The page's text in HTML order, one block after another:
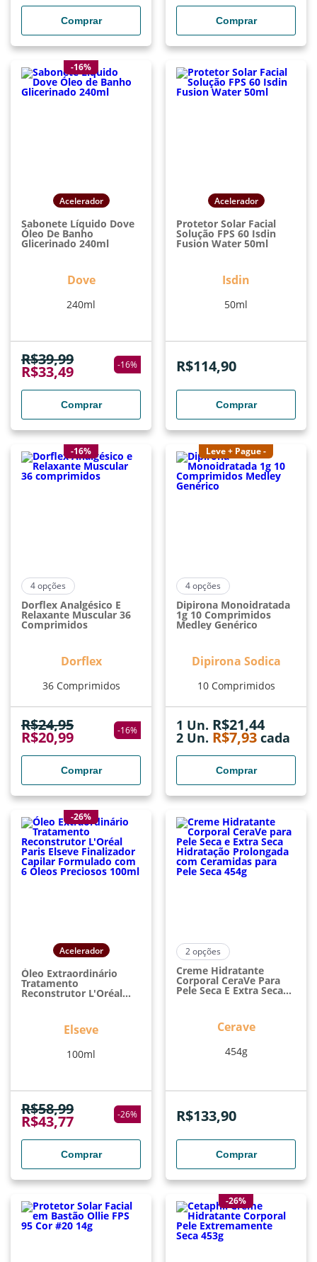
Comprar Comprar
-16%
Acelerador
Sabonete Líquido Dove
Óleo De Banho
Glicerinado 240ml
Dove
240ml
R$39,99
R$33,49 -16%
Comprar
Acelerador
Protetor Solar Facial
Solução FPS 60 Isdin
Fusion Water 50ml
Isdin
50ml
R$114,90
Comprar
-16%
4opções
Dorflex Analgésico E
Relaxante Muscular 36
Comprimidos
Dorflex
36 Comprimidos
R$24,95
R$20,99 -16%
Comprar
Leve + Pague -
4opções
Dipirona Monoidratada
1g 10 Comprimidos
Medley Genérico
Dipirona Sodica
10 Comprimidos
1 Un. R$21,44
2 Un. R$7,93 cada
Comprar
-26%
Acelerador
Óleo Extraordinário
Tratamento
Reconstrutor L'Oréal
6 Óleos Preciosos 100ml
Elseve
100ml
R$58,99
R$43,77 -26%
Comprar
2opções
Creme Hidratante
Corporal CeraVe Para
Pele Seca E Extra Seca
Pele Seca 454g
Cerave
454g
R$133,90
Comprar
-26%